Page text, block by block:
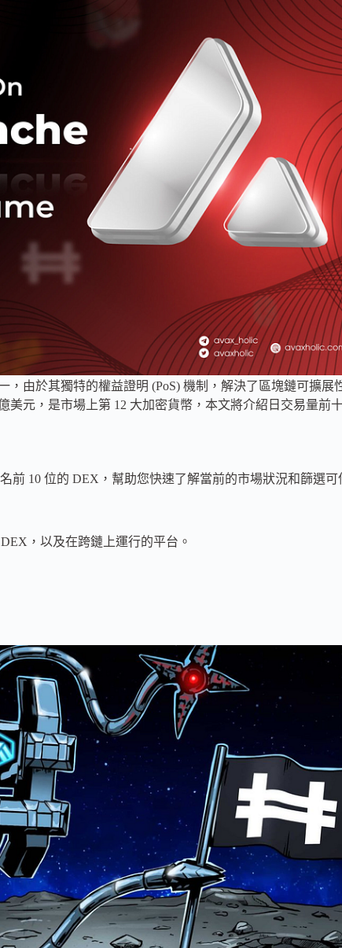
，由於其獨特的權益證明 (PoS) 機制，解決了區塊鏈可擴展
美元，是市場上第 12 大加密貨幣，本文將介紹日交易量前
前 10 位的 DEX，幫助您快速了解當前的市場狀況和篩選可
，以及在跨鏈上運行的平台。